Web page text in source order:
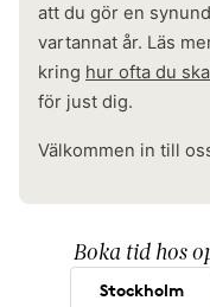
att du gör en
vartannat år. Läs
kring hur ofta du
för just dig.
Välkommen in till
Boka tid hos
Stockholm